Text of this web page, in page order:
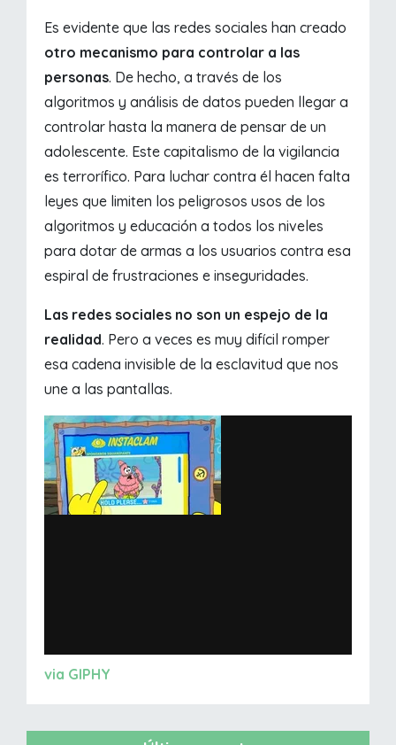
Es evidente que las redes sociales han creado
otro mecanismo para controlar a las
personas. De hecho, a través de los
algoritmos y análisis de datos pueden llegar a
controlar hasta la manera de pensar de un
adolescente. Este capitalismo de la vigilancia
es terrorífico. Para luchar contra él hacen falta
leyes que limiten los peligrosos usos de los
algoritmos y educación a todos los niveles
para dotar de armas a los usuarios contra esa
espiral de frustraciones e inseguridades.
Las redes sociales no son un espejo de la
realidad. Pero a veces es muy difícil romper
esa cadena invisible de la esclavitud que nos
une a las pantallas.
via GIPHY